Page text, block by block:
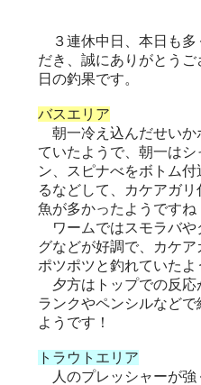
３連休中日、本日も多
だき、誠にありがとう
日の釣果です。
バスエリア
朝一冷え込んだせいか
ていたようで、朝一は
ン、スピナべをボトム
るなどして、カケアガ
魚が多かったようですね
ワームではスモラバや
グなどが好調で、カケ
ポツポツと釣れていたよ
夕方はトップでの反応
ランクやペンシルなど
ようです！
トラウトエリア
人のプレッシャーが強